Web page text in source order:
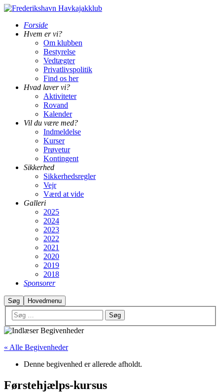
Forside
Hvem er vi?
Om klubben
Bestyrelse
Vedtægter
Privatlivspolitik
Find os her
Hvad laver vi?
Aktiviteter
Rovand
Kalender
Vil du være med?
Indmeldelse
Kurser
Prøvetur
Kontingent
Sikkerhed
Sikkerhedsregler
Vejr
Værd at vide
Galleri
2025
2024
2023
2022
2021
2020
2019
2018
Sponsorer
Søg Hovedmenu
« Alle Begivenheder
Denne begivenhed er allerede afholdt.
Førstehjælps-kursus